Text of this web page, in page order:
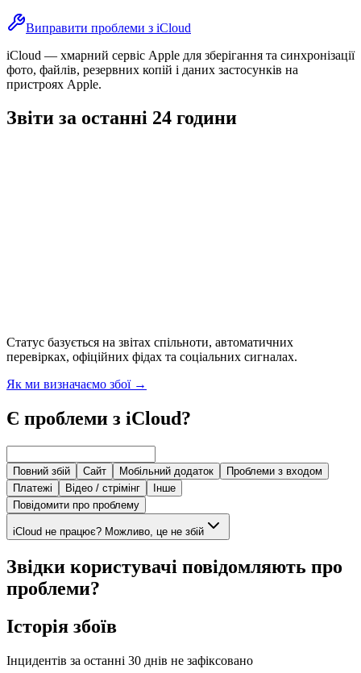
Виправити проблеми з iCloud
iCloud — хмарний сервіс Apple для зберігання та синхронізації
фото, файлів, резервних копій і даних застосунків на
пристроях Apple.
Звіти за останні 24 години
Статус базується на звітах спільноти, автоматичних
перевірках, офіційних фідах та соціальних сигналах.
Як ми визначаємо збої→
Є проблеми з iCloud?
Повний збій Сайт Мобільний додаток
Проблеми з входом
Платежі
Відео / стрімінг
Інше
Повідомити про проблему
iCloud не працює? Можливо, це не збій
Звідки користувачі повідомляють про
проблеми?
Історія збоїв
Інцидентів за останні 30 днів не зафіксовано